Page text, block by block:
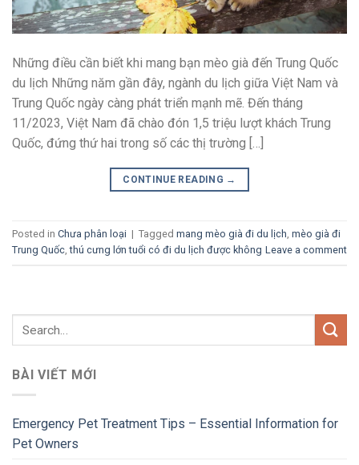
Những điều cần biết khi mang bạn mèo già đến Trung Quốc
du lịch Những năm gần đây, ngành du lịch giữa Việt Nam và
Trung Quốc ngày càng phát triển mạnh mẽ. Đến tháng
11/2023, Việt Nam đã chào đón 1,5 triệu lượt khách Trung
Quốc, đứng thứ hai trong số các thị trường […]
CONTINUE READING →
Posted in Chưa phân loại | Tagged mang mèo già đi du lịch, mèo già đi
Trung Quốc,thú cưng lớn tuổi có đi du lịch được không Leave a comment
BÀI VIẾT MỚI
Emergency Pet Treatment Tips – Essential Information for
Pet Owners